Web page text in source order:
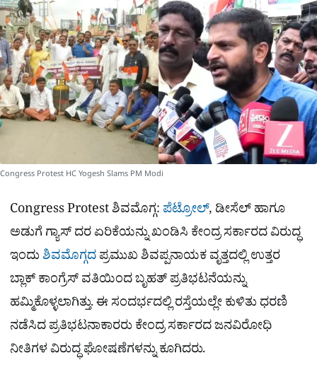
r
e
Congress Protest HC Yogesh Slams PM Modi
Congress Protest ಶಿವಮೊಗ್ಗ: ಪೆಟ್ರೋಲ್, ಡೀಸೆಲ್ ಹಾಗೂ
ಅಡುಗೆ ಗ್ಯಾಸ್ ದರ ಏರಿಕೆಯನ್ನು ಖಂಡಿಸಿ ಕೇಂದ್ರ ಸರ್ಕಾರದ ವಿರುದ್ಧ
ಇಂದುಶಿವಮೊಗ್ಗದಪ್ರಮುಖ ಶಿವಪ್ಪನಾಯಕ ವೃತ್ತದಲ್ಲಿ ಉತ್ತರ
ಬ್ಲಾಕ್ ಕಾಂಗ್ರೆಸ್ ವತಿಯಿಂದ ಬೃಹತ್ ಪ್ರತಿಭಟನೆಯನ್ನು
ಹಮ್ಮಿಕೊಳ್ಳಲಾಗಿತ್ತು. ಈ ಸಂದರ್ಭದಲ್ಲಿ ರಸ್ತೆಯಲ್ಲೇ ಕುಳಿತು ಧರಣಿ
ನಡೆಸಿದ ಪ್ರತಿಭಟನಾಕಾರರು ಕೇಂದ್ರ ಸರ್ಕಾರದ ಜನವಿರೋಧಿ
ನೀತಿಗಳ ವಿರುದ್ಧ ಘೋಷಣೆಗಳನ್ನು ಕೂಗಿದರು.